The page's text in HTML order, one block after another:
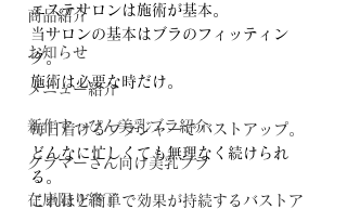
商品紹介
お知らせ
メニュー紹介
新作すっぴん美乳ブラ紹介
グラマーさん向け美乳ブラ
在庫限り終了
エステサロンは施術が基本。
当サロンの基本はブラのフィッティン
グ。
施術は必要な時だけ。
毎日着けるブラジャーでバストアップ。
どんなに忙しくても無理なく続けられ
る。
これほど簡単で効果が持続するバストア